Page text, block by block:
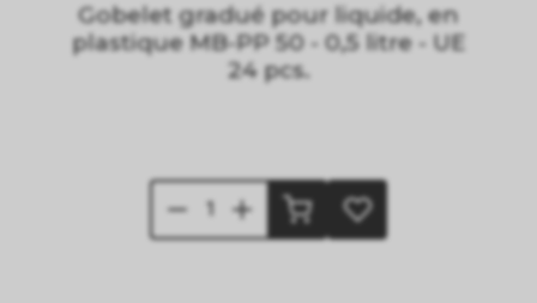
Gobelet gradué pour liquide, en
plastique MB-PP 50 - 0,5 litre - UE
24 pcs.